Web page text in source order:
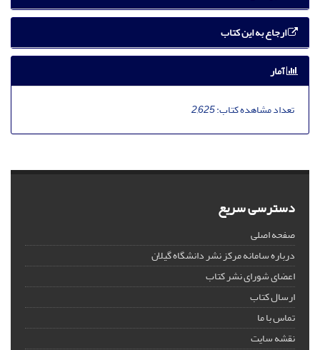
ارجاع به این کتاب
آمار
تعداد مشاهده کتاب:2,625
دسترسی سریع
صفحه اصلی
درباره سامانه مرکز نشر دانشگاه گیلان
اعضای شورای نشر کتاب
ارسال کتاب
تماس با ما
نقشه سایت